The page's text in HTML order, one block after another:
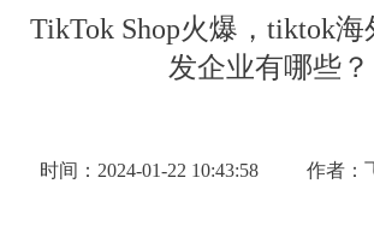
TikTok Shop火爆，tiktok
发企业有哪些？
时间：2024-01-22 10:43:58 作者：